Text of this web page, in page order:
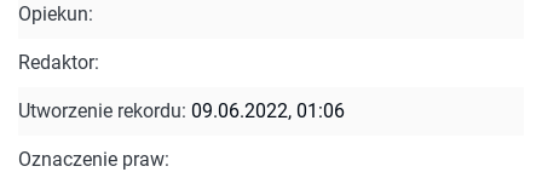
Opiekun:
Redaktor:
Utworzenie rekordu: 09.06.2022, 01:06
Oznaczenie praw: